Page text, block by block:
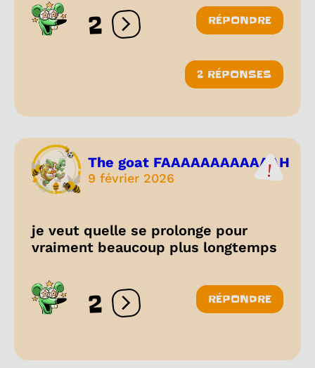
2 Ouvrir les réactions
RÉPONDRE
2 RÉPONSES
The goat FAAAAAAAAAAAAH
9 février 2026
je veut quelle se prolonge pour
vraiment beaucoup plus longtemps
2 Ouvrir les réactions
RÉPONDRE